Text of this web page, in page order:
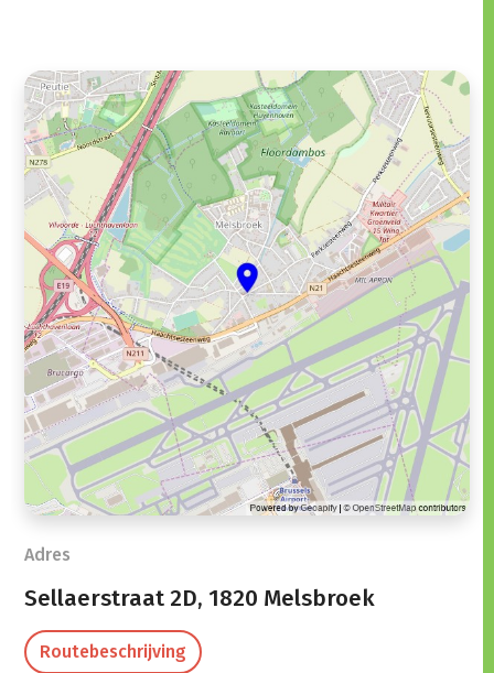
Adres
Sellaerstraat 2D, 1820 Melsbroek
Routebeschrijving